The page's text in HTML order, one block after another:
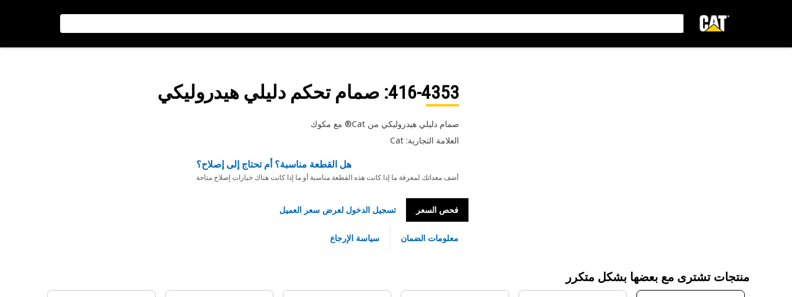
416-4353: صمام تحكم دليلي هيدروليكي
صمام دليلي هيدروليكي من Cat® مع مكوك
العلامة التجارية: Cat
هل القطعة مناسبة؟ أم تحتاج إلى إصلاح؟
أضف معداتك لمعرفة ما إذا كانت هذه القطعة مناسبة أو ما إذا كانت هناك خيارات إصلاح متاحة
فحص السعر تسجيل الدخول لعرض سعر العميل
معلومات الضمان سياسة الإرجاع
منتجات تشترى مع بعضها بشكل متكرر